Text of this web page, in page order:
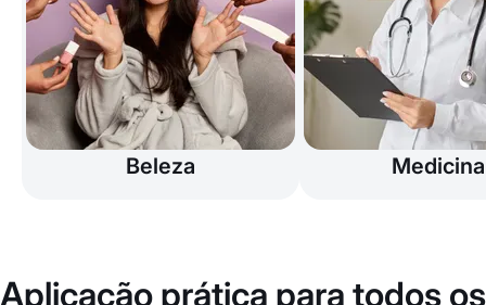
Beleza Medicina
Aplicação prática para todos os